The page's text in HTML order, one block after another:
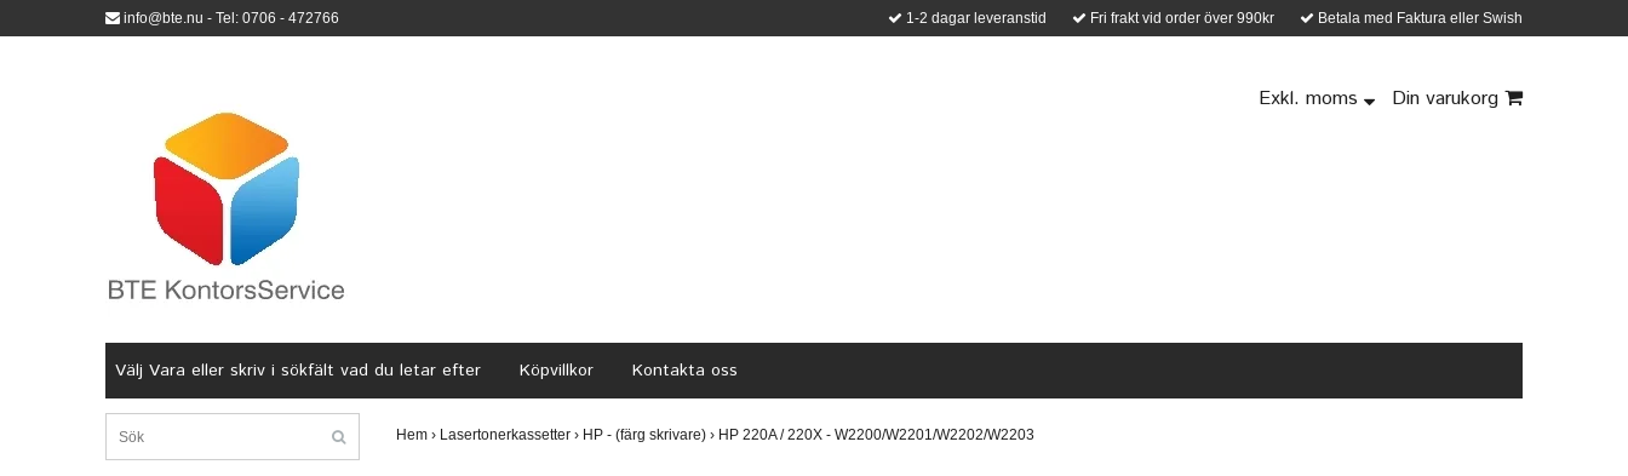
info@bte.nu - Tel: 0706 - 472766 1-2 dagar leveranstid Fri frakt vid order över 990kr Betala med Faktura eller Swish
Exkl. moms Din varukorg
Välj Vara eller skriv i sökfält vad du letar efter Köpvillkor Kontakta oss
Hem › Lasertonerkassetter › HP - (färg skrivare) › HP 220A / 220X - W2200/W2201/W2202/W2203